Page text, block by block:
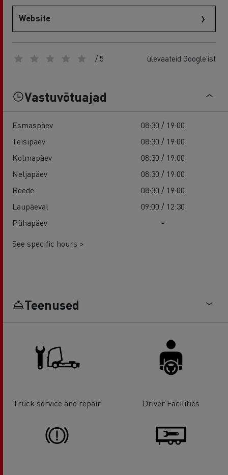
Website
/ 5 ülevaateid Google'ist
Vastuvõtuajad
Esmaspäev
08:30 / 19:00
Teisipäev
08:30 / 19:00
Kolmapäev
08:30 / 19:00
Neljapäev
08:30 / 19:00
Reede
08:30 / 19:00
Laupäeval
09:00 / 12:30
Pühapäev
-
See specific hours >
Teenused
Truck service and repair Driver Facilities